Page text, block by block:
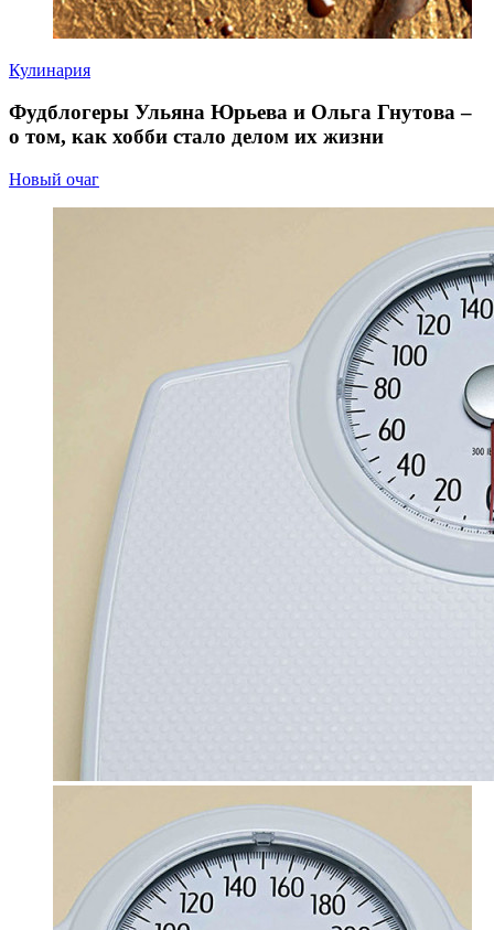
Кулинария
Фудблогеры Ульяна Юрьева и Ольга Гнутова –
о том, как хобби стало делом их жизни
Новый очаг